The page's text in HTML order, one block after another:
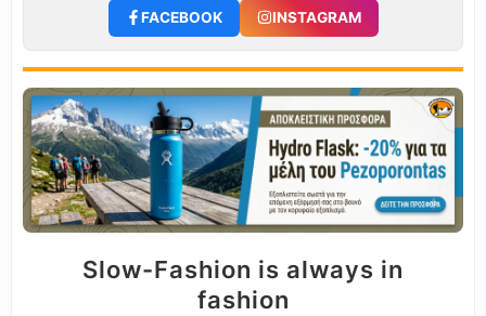
FACEBOOK INSTAGRAM
Slow-Fashion is always in
fashion